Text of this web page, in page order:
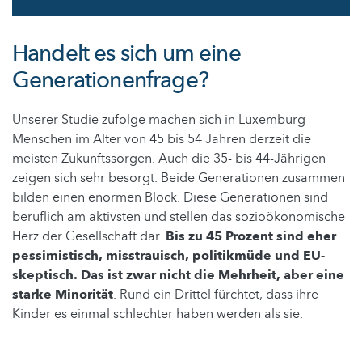
Handelt es sich um eine
Generationenfrage?
Unserer Studie zufolge machen sich in Luxemburg
Menschen im Alter von 45 bis 54 Jahren derzeit die
meisten Zukunftssorgen. Auch die 35- bis 44-Jährigen
zeigen sich sehr besorgt. Beide Generationen zusammen
bilden einen enormen Block. Diese Generationen sind
beruflich am aktivsten und stellen das sozioökonomische
Herz der Gesellschaft dar. Bis zu 45 Prozent sind eher
pessimistisch, misstrauisch, politikmüde und EU-
skeptisch. Das ist zwar nicht die Mehrheit, aber eine
starke Minorität. Rund ein Drittel fürchtet, dass ihre
Kinder es einmal schlechter haben werden als sie.